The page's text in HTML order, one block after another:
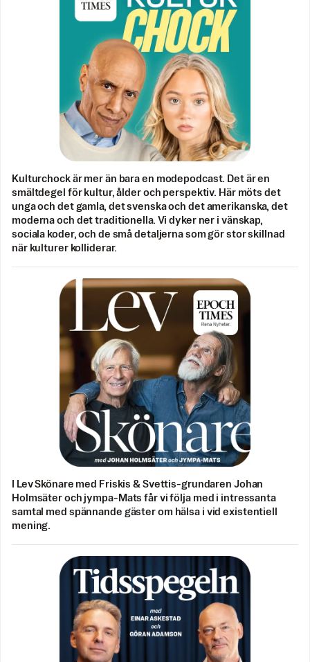
Kulturchock är mer än bara en modepodcast. Det är en
smältdegel för kultur, ålder och perspektiv. Här möts det
unga och det gamla, det svenska och det amerikanska, det
moderna och det traditionella. Vi dyker ner i vänskap,
sociala koder, och de små detaljerna som gör stor skillnad
när kulturer kolliderar.
I Lev Skönare med Friskis & Svettis-grundaren Johan
Holmsäter och jympa-Mats får vi följa med i intressanta
samtal med spännande gäster om hälsa i vid existentiell
mening.